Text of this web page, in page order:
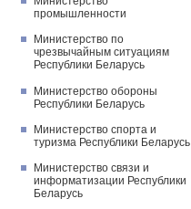
промышленности
Министерство по
чрезвычайным ситуациям
Республики Беларусь
Министерство обороны
Республики Беларусь
Министерство спорта и
туризма Республики Беларусь
Министерство связи и
информатизации Республики
Беларусь